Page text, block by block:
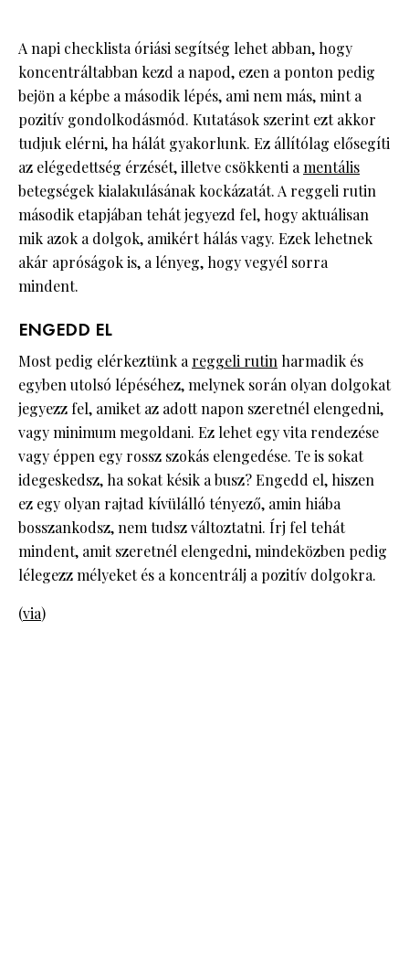
A napi checklista óriási segítség lehet abban, hogy
koncentráltabban kezd a napod, ezen a ponton pedig
bejön a képbe a második lépés, ami nem más, mint a
pozitív gondolkodásmód. Kutatások szerint ezt akkor
tudjuk elérni, ha hálát gyakorlunk. Ez állítólag elősegíti
az elégedettség érzését, illetve csökkenti amentális
betegségek kialakulásának kockázatát. A reggeli rutin
második etapjában tehát jegyezd fel, hogy aktuálisan
mik azok a dolgok, amikért hálás vagy. Ezek lehetnek
akár apróságok is, a lényeg, hogy vegyél sorra
mindent.
ENGEDD EL
Most pedig elérkeztünk areggeli rutin harmadik és
egyben utolsó lépéséhez, melynek során olyan dolgokat
jegyezz fel, amiket az adott napon szeretnél elengedni,
vagy minimum megoldani. Ez lehet egy vita rendezése
vagy éppen egy rossz szokás elengedése. Te is sokat
idegeskedsz, ha sokat késik a busz? Engedd el, hiszen
ez egy olyan rajtad kívülálló tényező, amin hiába
bosszankodsz, nem tudsz változtatni. Írj fel tehát
mindent, amit szeretnél elengedni, mindeközben pedig
lélegezz mélyeket és a koncentrálj a pozitív dolgokra.
(via)